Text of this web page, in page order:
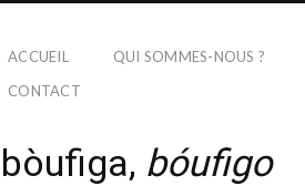
ACCUEIL QUI SOMMES-NOUS ?
CONTACT
bòufiga, bóufigo